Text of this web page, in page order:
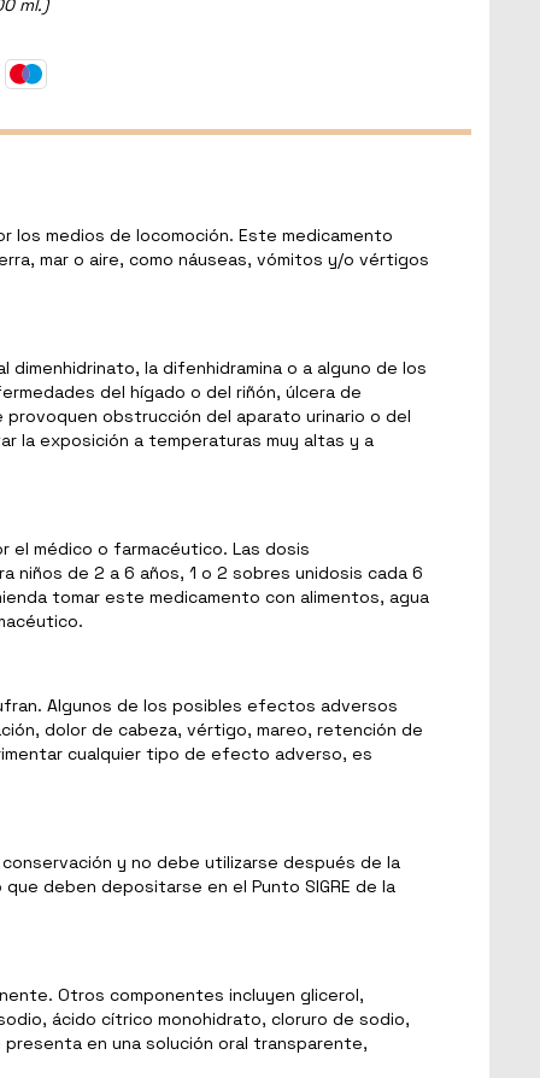
los medios de locomoción. Este medicamento
mar o aire, como náuseas, vómitos y/o vértigos
la difenhidramina o a alguno de los
del hígado o del riñón, úlcera de
obstrucción del aparato urinario o del
la exposición a temperaturas muy altas y a
el médico o farmacéutico. Las dosis
niños de 2 a 6 años, 1 o 2 sobres unidosis cada 6
tomar este medicamento con alimentos, agua
Algunos de los posibles efectos adversos
dolor de cabeza, vértigo, mareo, retención de
cualquier tipo de efecto adverso, es
y no debe utilizarse después de la
deben depositarse en el Punto SIGRE de la
Otros componentes incluyen glicerol,
ácido cítrico monohidrato, cloruro de sodio,
en una solución oral transparente,